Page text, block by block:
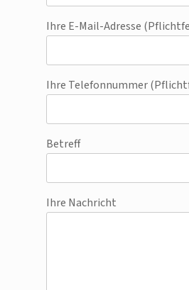
Ihre E-Mail-Adresse
Ihre Telefonnummer
Betreff
Ihre Nachricht